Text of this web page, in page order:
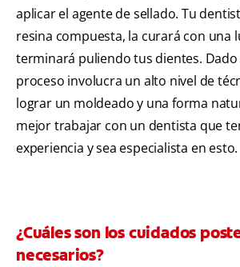
aplicar el agente de sellado. Tu
resina compuesta, la curará con una
terminará puliendo tus dientes. Dado
proceso involucra un alto nivel de
lograr un moldeado y una forma
mejor trabajar con un dentista que
experiencia y sea especialista en esto.
¿Cuáles son los cuidados
necesarios?